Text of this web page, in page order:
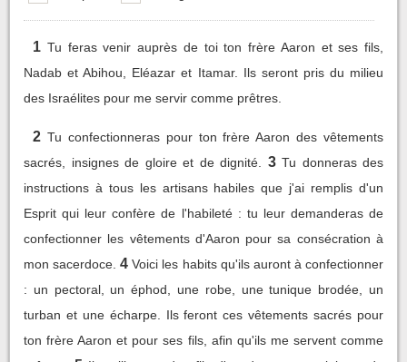
1 Tu feras venir auprès de toi ton frère Aaron et ses fils,
Nadab et Abihou, Eléazar et Itamar. Ils seront pris du milieu
des Israélites pour me servir comme prêtres.
2 Tu confectionneras pour ton frère Aaron des vêtements
sacrés, insignes de gloire et de dignité.
3 Tu donneras des
instructions à tous les artisans habiles que j'ai remplis d'un
Esprit qui leur confère de l'habileté : tu leur demanderas de
confectionner les vêtements d'Aaron pour sa consécration à
mon sacerdoce. 4 Voici les habits qu'ils auront à confectionner
: un pectoral, un éphod, une robe, une tunique brodée, un
turban et une écharpe. Ils feront ces vêtements sacrés pour
ton frère Aaron et pour ses fils, afin qu'ils me servent comme